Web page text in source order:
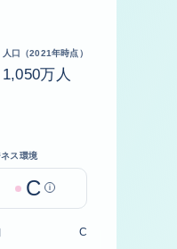
人口（2021年時点）
1,050万人
ネス環境
C Help
C